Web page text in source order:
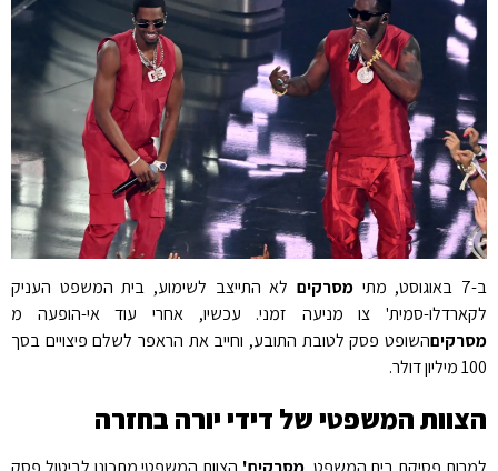
ב-7 באוגוסט, מתי מסרקים לא התייצב לשימוע, בית המשפט העניק
לקארדלו-סמית' צו מניעה זמני. עכשיו, אחרי עוד אי-הופעה מ
מסרקיםהשופט פסק לטובת התובע, וחייב את הראפר לשלם פיצויים בסך
100 מיליון דולר.
הצוות המשפטי של דידי יורה בחזרה